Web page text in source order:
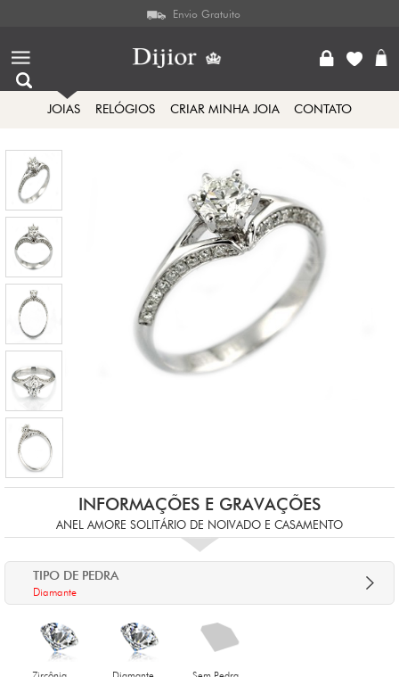
Envio Gratuito
JOIAS RELÓGIOS CRIAR MINHA JOIA CONTATO
INFORMAÇÕES E GRAVAÇÕES
ANEL AMORE SOLITÁRIO DE NOIVADO E CASAMENTO
TIPO DE PEDRA
Diamante